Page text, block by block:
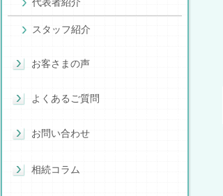
代表者紹介
スタッフ紹介
お客さまの声
よくあるご質問
お問い合わせ
相続コラム